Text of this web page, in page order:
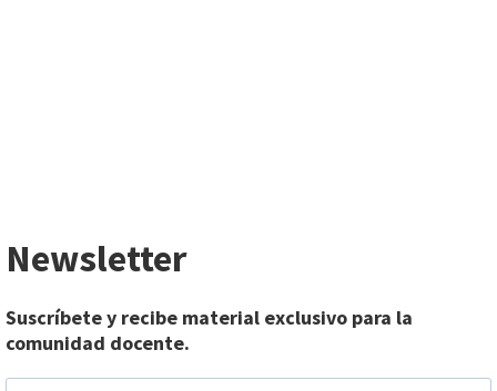
Newsletter
Suscríbete y recibe material exclusivo para la
comunidad docente.